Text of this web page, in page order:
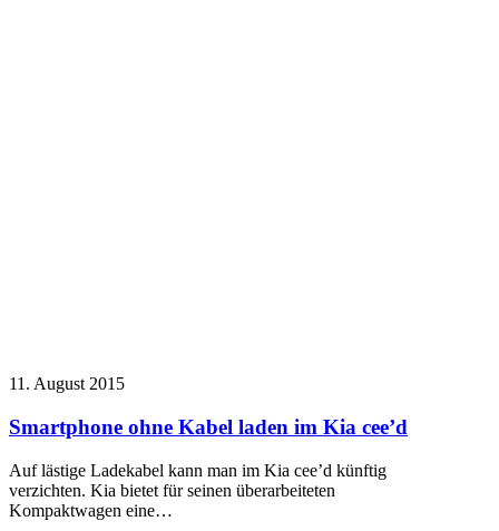
11. August 2015
Smartphone ohne Kabel laden im Kia cee’d
Auf lästige Ladekabel kann man im Kia cee’d künftig
verzichten. Kia bietet für seinen überarbeiteten
Kompaktwagen eine…